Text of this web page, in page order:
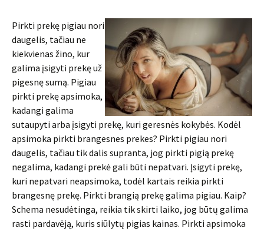
Pirkti prekę pigiau nori
daugelis, tačiau ne
kiekvienas žino, kur
galima įsigyti prekę už
pigesnę sumą. Pigiau
pirkti prekę apsimoka,
kadangi galima
sutaupyti arba įsigyti prekę, kuri geresnės kokybės. Kodėl
apsimoka pirkti brangesnes prekes? Pirkti pigiau nori
daugelis, tačiau tik dalis supranta, jog pirkti pigią prekę
negalima, kadangi prekė gali būti nepatvari. Įsigyti prekę,
kuri nepatvari neapsimoka, todėl kartais reikia pirkti
brangesnę prekę. Pirkti brangią prekę galima pigiau. Kaip?
Schema nesudėtinga, reikia tik skirti laiko, jog būtų galima
rasti pardavėją, kuris siūlytų pigias kainas. Pirkti apsimoka